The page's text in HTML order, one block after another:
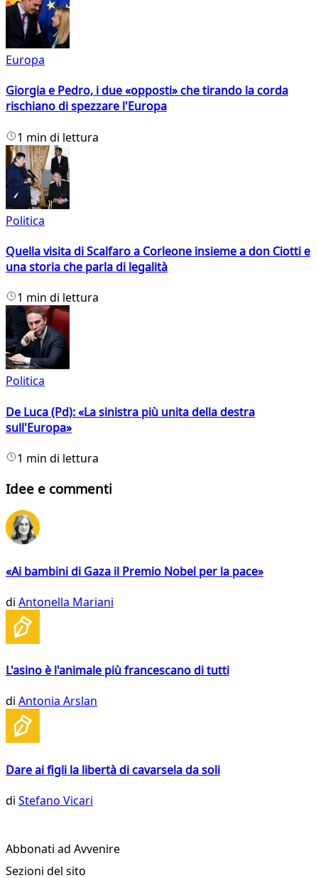
Europa
Giorgia e Pedro, i due «opposti» che tirando la corda
rischiano di spezzare l'Europa
1 min di lettura
Politica
Quella visita di Scalfaro a Corleone insieme a don Ciotti e
una storia che parla di legalità
1 min di lettura
Politica
De Luca (Pd): «La sinistra più unita della destra
sull'Europa»
1 min di lettura
Idee e commenti
«Ai bambini di Gaza il Premio Nobel per la pace»
di Antonella Mariani
L'asino è l'animale più francescano di tutti
di Antonia Arslan
Dare ai figli la libertà di cavarsela da soli
di Stefano Vicari
Abbonati ad Avvenire
Sezioni del sito